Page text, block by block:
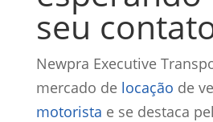
seu
Newpra Executive
mercado de locação de
motorista e se destaca